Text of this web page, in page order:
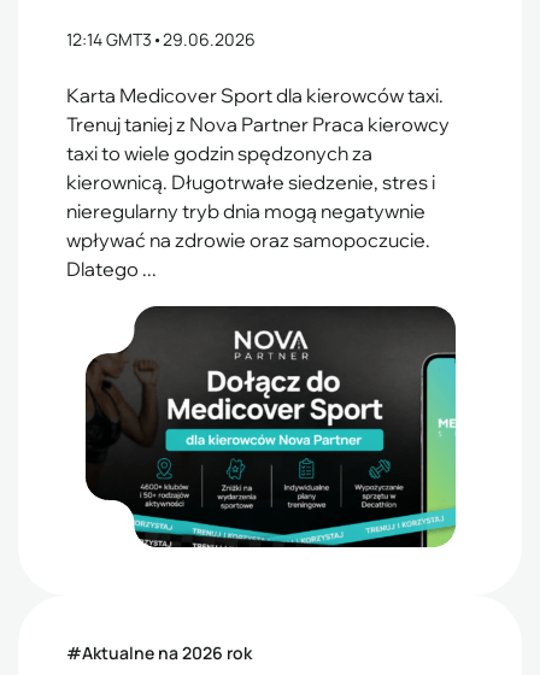
12:14 GMT3 •29.06.2026
Karta Medicover Sport dla kierowców taxi.
Trenuj taniej z Nova Partner Praca kierowcy
taxi to wiele godzin spędzonych za
kierownicą. Długotrwałe siedzenie, stres i
nieregularny tryb dnia mogą negatywnie
wpływać na zdrowie oraz samopoczucie.
Dlatego ...
#Aktualne na 2026 rok